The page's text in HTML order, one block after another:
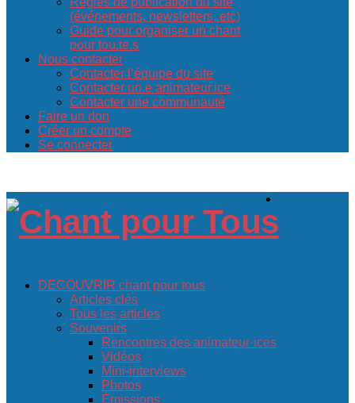
(événements, newsletters, etc)
Guide pour organiser un chant
pour tou.te.s
Nous contacter
Contacter l’équipe du site
Contacter un.e animateur.ice
Contacter une communauté
Faire un don
Créer un compte
Se connecter
DECOUVRIR chant pour tous
Articles clés
Tous les articles
Souvenirs
Rencontres des animateur·ices
Vidéos
Mini-interviews
Photos
Émissions